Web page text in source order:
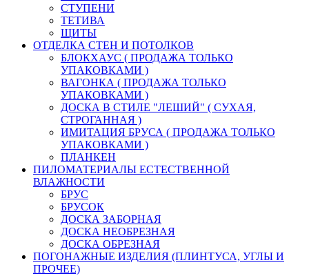
СТУПЕНИ
ТЕТИВА
ЩИТЫ
ОТДЕЛКА СТЕН И ПОТОЛКОВ
БЛОКХАУС ( ПРОДАЖА ТОЛЬКО
УПАКОВКАМИ )
ВАГОНКА ( ПРОДАЖА ТОЛЬКО
УПАКОВКАМИ )
ДОСКА В СТИЛЕ "ЛЕШИЙ" ( СУХАЯ,
СТРОГАННАЯ )
ИМИТАЦИЯ БРУСА ( ПРОДАЖА ТОЛЬКО
УПАКОВКАМИ )
ПЛАНКЕН
ПИЛОМАТЕРИАЛЫ ЕСТЕСТВЕННОЙ
ВЛАЖНОСТИ
БРУС
БРУСОК
ДОСКА ЗАБОРНАЯ
ДОСКА НЕОБРЕЗНАЯ
ДОСКА ОБРЕЗНАЯ
ПОГОНАЖНЫЕ ИЗДЕЛИЯ (ПЛИНТУСА, УГЛЫ И
ПРОЧЕЕ)